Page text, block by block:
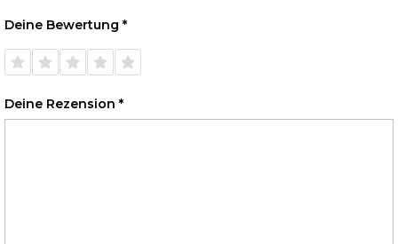
Deine Bewertung *
1 von
5 Sternen
2 von
5 Sternen
3 von
5 Sternen
4 von
5 Sternen
5 von
5 Sternen
Deine Rezension *